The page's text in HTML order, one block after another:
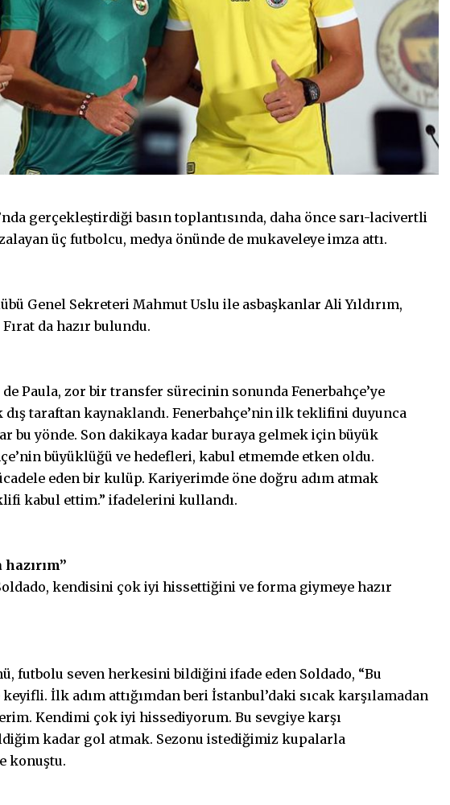
gerçekleştirdiği basın toplantısında, daha önce sarı-lacivertli
üç futbolcu, medya önünde de mukaveleye imza attı.
Genel Sekreteri Mahmut Uslu ile asbaşkanlar Ali Yıldırım,
da hazır bulundu.
Paula, zor bir transfer sürecinin sonunda Fenerbahçe’ye
taraftan kaynaklandı. Fenerbahçe’nin ilk teklifini duyunca
bu yönde. Son dakikaya kadar buraya gelmek için büyük
büyüklüğü ve hedefleri, kabul etmemde etken oldu.
eden bir kulüp. Kariyerimde öne doğru adım atmak
kabul ettim.” ifadelerini kullandı.
kendisini çok iyi hissettiğini ve forma giymeye hazır
futbolu seven herkesini bildiğini ifade eden Soldado, “Bu
İlk adım attığımdan beri İstanbul’daki sıcak karşılamadan
Kendimi çok iyi hissediyorum. Bu sevgiye karşı
kadar gol atmak. Sezonu istediğimiz kupalarla
konuştu.